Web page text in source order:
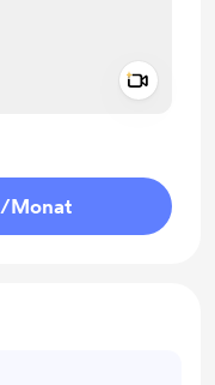
/Monat